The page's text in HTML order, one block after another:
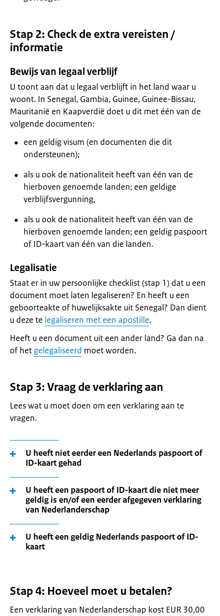
Stap 2: Check de extra vereisten /
informatie
Bewijs van legaal verblijf
U toont aan dat u legaal verblijft in het land waar u
woont. In Senegal, Gambia, Guinee, Guinee-Bissau,
Mauritanië en Kaapverdië doet u dit met één van de
volgende documenten:
een geldig visum (en documenten die dit
ondersteunen);
als u ook de nationaliteit heeft van één van de
hierboven genoemde landen; een geldige
verblijfsvergunning,
als u ook de nationaliteit heeft van één van de
hierboven genoemde landen; een geldig paspoort
of ID-kaart van één van die landen.
Legalisatie
Staat er in uw persoonlijke checklist (stap 1) dat u een
document moet laten legaliseren? En heeft u een
geboorteakte of huwelijksakte uit Senegal? Dan dient
u deze te legaliseren met een apostille.
Heeft u een document uit een ander land? Ga dan na
of het gelegaliseerd moet worden.
Stap 3: Vraag de verklaring aan
Lees wat u moet doen om een verklaring aan te
vragen.
U heeft niet eerder een Nederlands paspoort of
ID-kaart gehad
U heeft een paspoort of ID-kaart die niet meer
geldig is en/of een eerder afgegeven verklaring
van Nederlanderschap
U heeft een geldig Nederlands paspoort of ID-
kaart
Stap 4: Hoeveel moet u betalen?
Een verklaring van Nederlanderschap kost EUR 30,00